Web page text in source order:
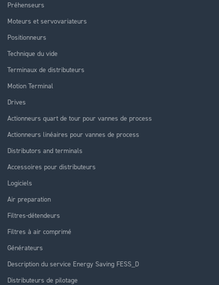
Préhenseurs
Moteurs et servovariateurs
Positionneurs
Technique du vide
Terminaux de distributeurs
Motion Terminal
Drives
Actionneurs quart de tour pour vannes de process
Actionneurs linéaires pour vannes de process
Distributors and terminals
Accessoires pour distributeurs
Logiciels
Air preparation
Filtres-détendeurs
Filtres à air comprimé
Générateurs
Description du service Energy Saving FESS_D
Distributeurs de pilotage